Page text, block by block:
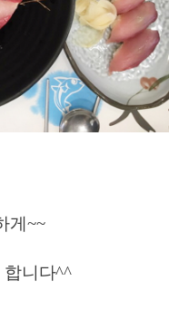
게~~
합니다^^